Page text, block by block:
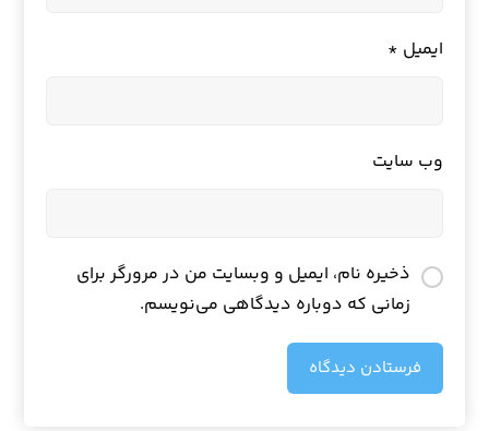
ایمیل *
وب‌ سایت
ذخیره نام، ایمیل و وبسایت من در مرورگر برای
زمانی که دوباره دیدگاهی می‌نویسم.
فرستادن دیدگاه